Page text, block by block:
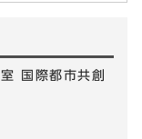
国際都市共創